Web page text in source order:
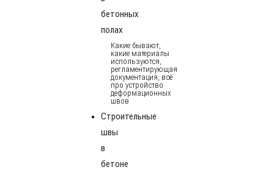
бетонных
полах
Какие бывают,
какие материалы
используются,
регламентирующая
документация, всё
про устройство
деформационных
швов
Строительные
швы
в
бетоне